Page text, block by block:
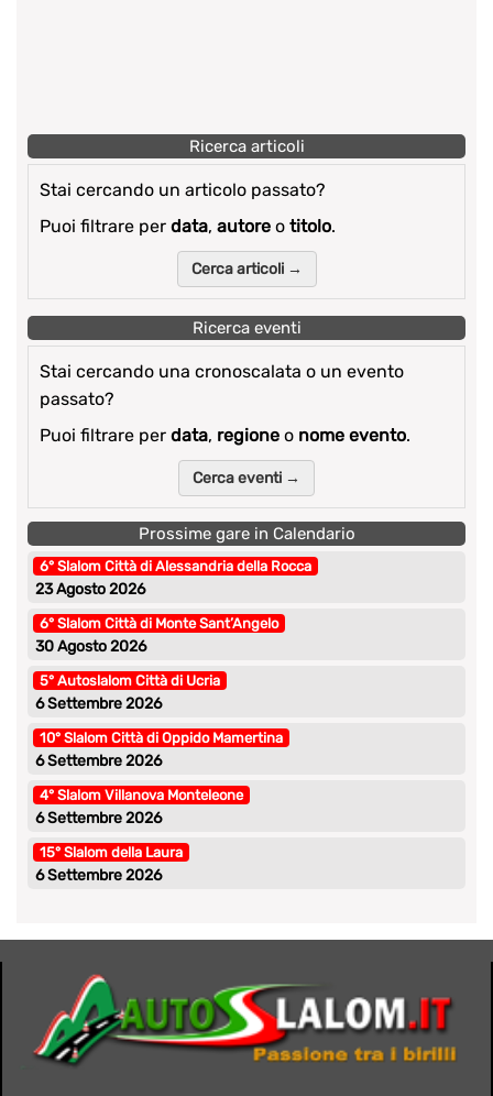
Ricerca articoli
Stai cercando un articolo passato?
Puoi filtrare per data, autore o titolo.
Cerca articoli →
Ricerca eventi
Stai cercando una cronoscalata o un evento
passato?
Puoi filtrare per data, regione o nome evento.
Cerca eventi →
Prossime gare in Calendario
6° Slalom Città di Alessandria della Rocca
23 Agosto 2026
6° Slalom Città di Monte Sant’Angelo
30 Agosto 2026
5° Autoslalom Città di Ucria
6 Settembre 2026
10° Slalom Città di Oppido Mamertina
6 Settembre 2026
4° Slalom Villanova Monteleone
6 Settembre 2026
15° Slalom della Laura
6 Settembre 2026